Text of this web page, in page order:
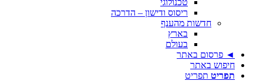
טכנולוגי
ריסוס ודישון – הדרכה
חדשות מהענף
בארץ
בעולם
◄ פרסום באתר
חיפוש באתר
תפריט תפריט